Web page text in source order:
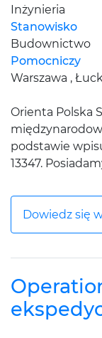
Inżynieria
Stanowisko
Budownictwo
Pomocniczy
Warszawa ,
Orienta Polska
podstawie
13347.
Dowiedz się